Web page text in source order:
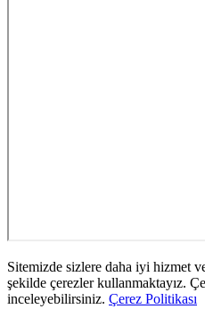
Sitemizde sizlere daha iyi hizmet
şekilde çerezler kullanmaktayız.
inceleyebilirsiniz. Çerez Politikası